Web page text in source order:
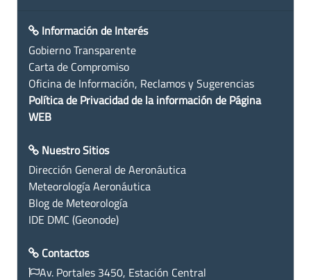
Información de Interés
Gobierno Transparente
Carta de Compromiso
Oficina de Información, Reclamos y Sugerencias
Política de Privacidad de la información de Página
WEB
Nuestro Sitios
Dirección General de Aeronáutica
Meteorología Aeronáutica
Blog de Meteorología
IDE DMC (Geonode)
Contactos
Av. Portales 3450, Estación Central